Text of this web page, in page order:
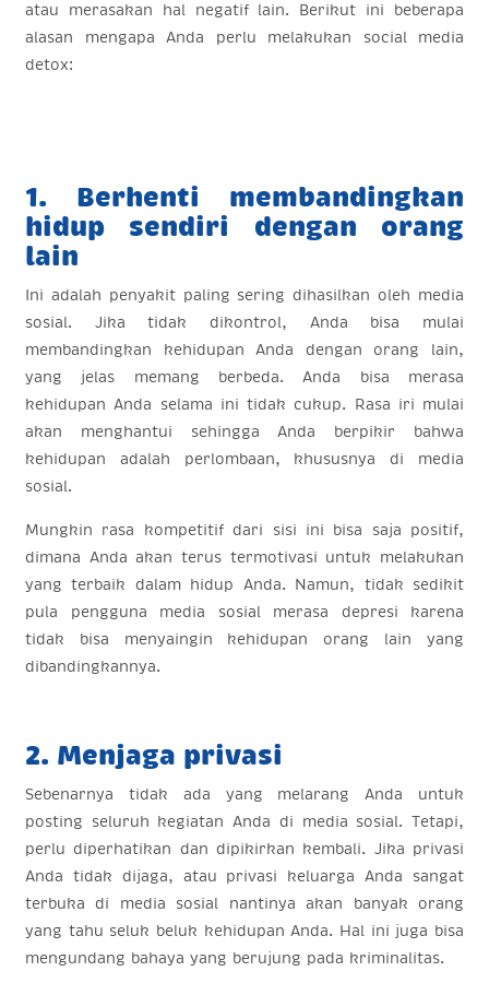
atau merasakan hal negatif lain. Berikut ini beberapa
alasan mengapa Anda perlu melakukan social media
detox:
1. Berhenti membandingkan
hidup sendiri dengan orang
lain
Ini adalah penyakit paling sering dihasilkan oleh media
sosial. Jika tidak dikontrol, Anda bisa mulai
membandingkan kehidupan Anda dengan orang lain,
yang jelas memang berbeda. Anda bisa merasa
kehidupan Anda selama ini tidak cukup. Rasa iri mulai
akan menghantui sehingga Anda berpikir bahwa
kehidupan adalah perlombaan, khususnya di media
sosial.
Mungkin rasa kompetitif dari sisi ini bisa saja positif,
dimana Anda akan terus termotivasi untuk melakukan
yang terbaik dalam hidup Anda. Namun, tidak sedikit
pula pengguna media sosial merasa depresi karena
tidak bisa menyaingin kehidupan orang lain yang
dibandingkannya.
2. Menjaga privasi
Sebenarnya tidak ada yang melarang Anda untuk
posting seluruh kegiatan Anda di media sosial. Tetapi,
perlu diperhatikan dan dipikirkan kembali. Jika privasi
Anda tidak dijaga, atau privasi keluarga Anda sangat
terbuka di media sosial nantinya akan banyak orang
yang tahu seluk beluk kehidupan Anda. Hal ini juga bisa
mengundang bahaya yang berujung pada kriminalitas.